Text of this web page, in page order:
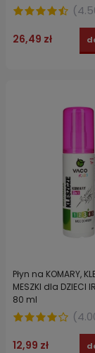
(
26,49 zł
Płyn na KOMARY,
MESZKI dla DZIECI
80 ml
(
12,99 zł